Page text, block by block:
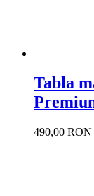
Tabla
490,00 RON